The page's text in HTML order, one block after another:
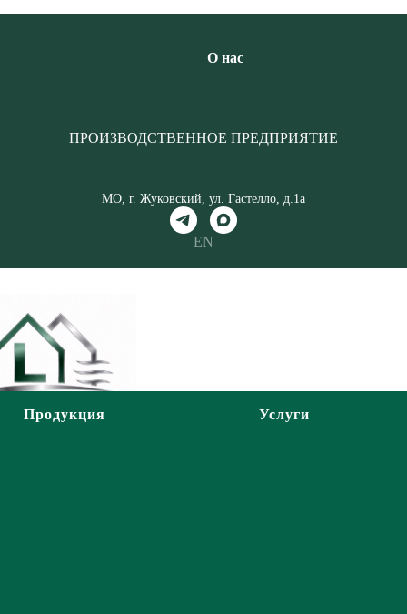
О нас
ПРОИЗВОДСТВЕННОЕ ПРЕДПРИЯТИЕ
МО, г. Жуковский, ул. Гастелло, д.1а
EN
Продукция Услуги